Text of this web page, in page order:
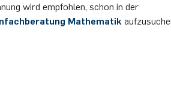
wird empfohlen, schon in der
Mathematik